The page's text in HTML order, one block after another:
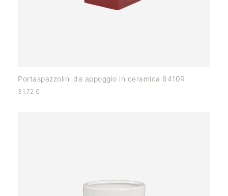
Portaspazzolini da appoggio in ceramica 6410R
31,72 €